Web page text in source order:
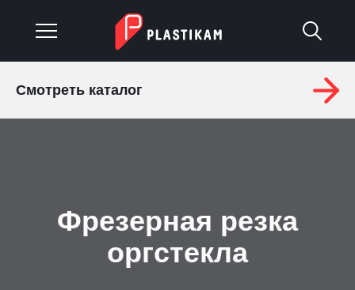
Изделия на заказ
Смотреть каталог
Фрезерная резка
оргстекла